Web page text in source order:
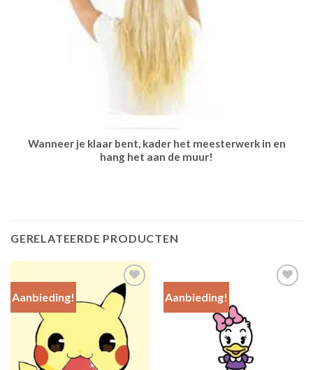
Wanneer je klaar bent, kader het meesterwerk in en
hang het aan de muur!
GERELATEERDE PRODUCTEN
Aanbieding!
Add to
Wishlist
Aanbieding!